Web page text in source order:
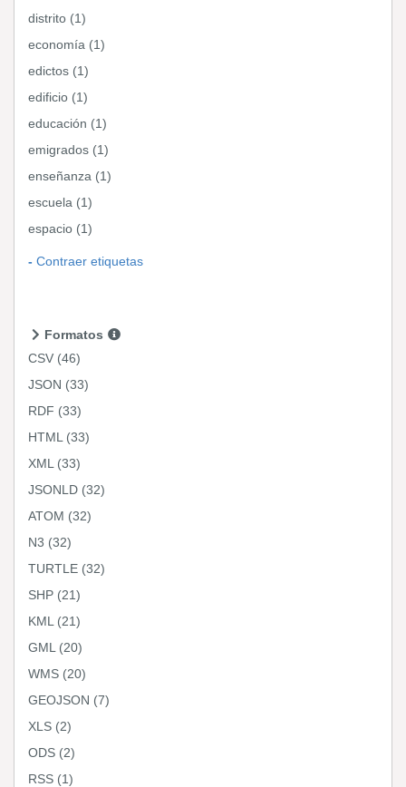
distrito (1)
economía (1)
edictos (1)
edificio (1)
educación (1)
emigrados (1)
enseñanza (1)
escuela (1)
espacio (1)
Contraer etiquetas
Formatos
CSV (46)
JSON (33)
RDF (33)
HTML (33)
XML (33)
JSONLD (32)
ATOM (32)
N3 (32)
TURTLE (32)
SHP (21)
KML (21)
GML (20)
WMS (20)
GEOJSON (7)
XLS (2)
ODS (2)
RSS (1)